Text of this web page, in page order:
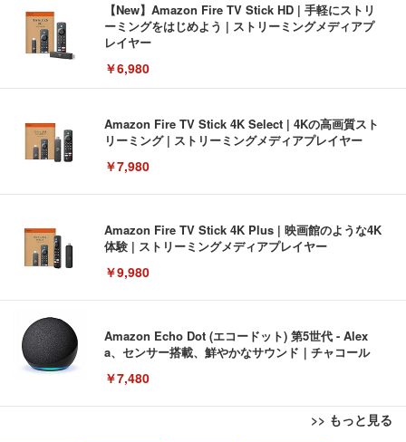
【New】Amazon Fire TV Stick HD | 手軽にストリ
ーミングをはじめよう | ストリーミングメディアプ
レイヤー
￥6,980
Amazon Fire TV Stick 4K Select | 4Kの高画質スト
リーミング | ストリーミングメディアプレイヤー
￥7,980
Amazon Fire TV Stick 4K Plus | 映画館のような4K
体験 | ストリーミングメディアプレイヤー
￥9,980
Amazon Echo Dot (エコードット) 第5世代 - Alex
a、センサー搭載、鮮やかなサウンド｜チャコール
￥7,480
>> もっと見る